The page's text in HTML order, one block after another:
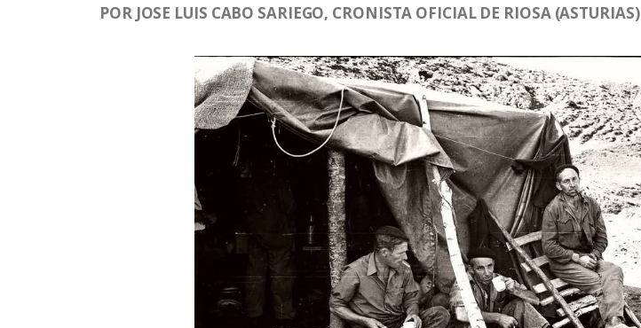
POR JOSE LUIS CABO SARIEGO, CRONISTA OFICIAL DE RIOSA (ASTURIAS)